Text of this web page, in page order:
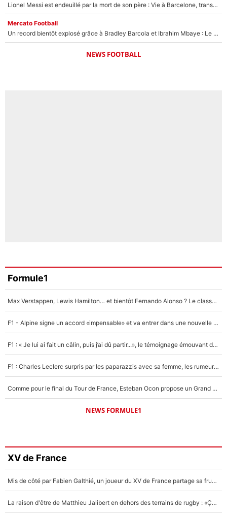
Lionel Messi est endeuillé par la mort de son père : Vie à Barcelone, transfert au PSG... voilà comment Jorge Messi a joué un rôle essentiel dans sa carrière !
Mercato Football
Un record bientôt explosé grâce à Bradley Barcola et Ibrahim Mbaye : Le PSG sur le point de réaliser un mercato historique ?
NEWS FOOTBALL
Formule1
Max Verstappen, Lewis Hamilton… et bientôt Fernando Alonso ? Le classement des pilotes les mieux payés en Formule 1 risque de changer !
F1 - Alpine signe un accord «impensable» et va entrer dans une nouvelle dimension : Grande nouvelle pour Pierre Gasly !
F1 : « Je lui ai fait un câlin, puis j’ai dû partir...», le témoignage émouvant de Max Verstappen sur sa fille
F1 : Charles Leclerc surpris par les paparazzis avec sa femme, les rumeurs étaient vraies !
Comme pour le final du Tour de France, Esteban Ocon propose un Grand Prix de Formule 1 à Paris : «Autour de l’Arc de Triomphe, ce serait génial» !
NEWS FORMULE1
XV de France
Mis de côté par Fabien Galthié, un joueur du XV de France partage sa frustration : «ils ne me l’ont pas dit tout de suite»
La raison d'être de Matthieu Jalibert en dehors des terrains de rugby : «Ça m'atteint autant que si tu touches à un membre de ma famille»